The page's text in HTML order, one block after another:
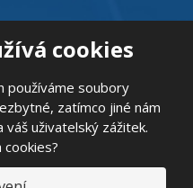
cookies
používáme soubory
zatímco jiné nám
uživatelský zážitek.
cookies?
údajů| Mapa stránek